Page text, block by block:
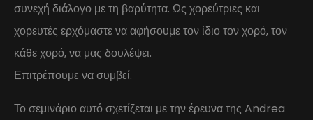
συνεχή διάλογο με τη βαρύτητα. Ως χορεύτριες και
χορευτές ερχόμαστε να αφήσουμε τον ίδιο τον χορό, τον
κάθε χορό, να μας δουλέψει.
Επιτρέπουμε να συμβεί.
Το σεμινάριο αυτό σχετίζεται με την έρευνα της Andrea